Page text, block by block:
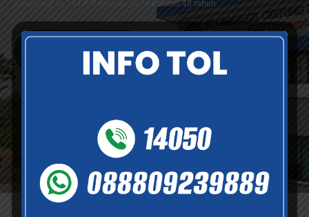
sepanjang 26.184 KM dengan masa konsesi 45 tahun.
Selengkapnya